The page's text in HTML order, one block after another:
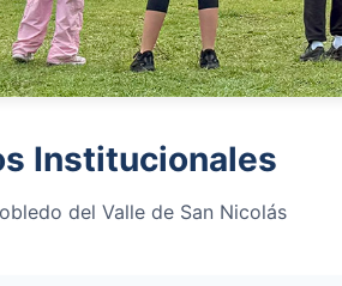
Institucionales
del Valle de San Nicolás